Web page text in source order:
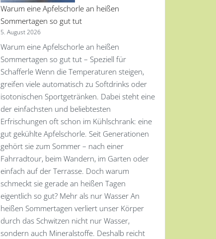
Warum eine Apfelschorle an heißen
Sommertagen so gut tut
5. August 2026
Warum eine Apfelschorle an heißen
Sommertagen so gut tut – Speziell für
Schafferle Wenn die Temperaturen steigen,
greifen viele automatisch zu Softdrinks oder
isotonischen Sportgetränken. Dabei steht eine
der einfachsten und beliebtesten
Erfrischungen oft schon im Kühlschrank: eine
gut gekühlte Apfelschorle. Seit Generationen
gehört sie zum Sommer – nach einer
Fahrradtour, beim Wandern, im Garten oder
einfach auf der Terrasse. Doch warum
schmeckt sie gerade an heißen Tagen
eigentlich so gut? Mehr als nur Wasser An
heißen Sommertagen verliert unser Körper
durch das Schwitzen nicht nur Wasser,
sondern auch Mineralstoffe. Deshalb reicht